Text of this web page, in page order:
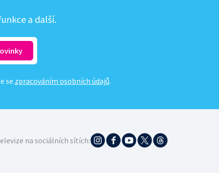
a další.
se zpracováním osobních údajů.